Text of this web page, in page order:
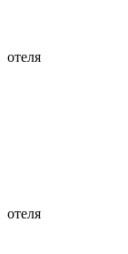
отеля
отеля